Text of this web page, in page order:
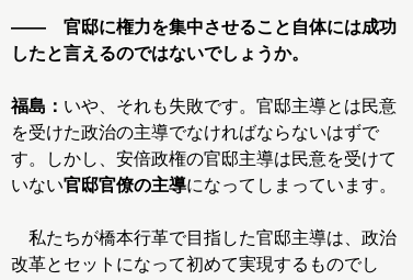
―― 官邸に権力を集中させること自体には成功
したと言えるのではないでしょうか。
福島： いや、それも失敗です。官邸主導とは民意
を受けた政治の主導でなければならないはずで
す。しかし、安倍政権の官邸主導は民意を受けて
いない官邸官僚の主導になってしまっています。
私たちが橋本行革で目指した官邸主導は、政治
改革とセットになって初めて実現するものでし